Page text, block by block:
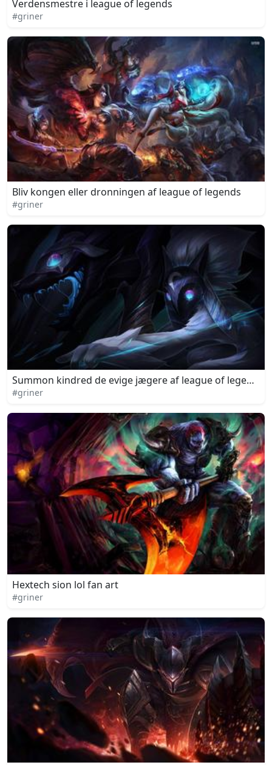
Verdensmestre i league of legends
#griner
Bliv kongen eller dronningen af league of legends
#griner
Summon kindred de evige jægere af league of legends
#griner
Hextech sion lol fan art
#griner